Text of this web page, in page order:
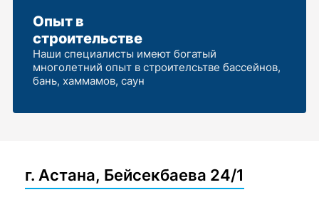
Опыт в
строительстве
Наши специалисты имеют богатый
многолетний опыт в строителсьтве бассейнов,
бань, хаммамов, саун
г. Астана, Бейсекбаева 24/1